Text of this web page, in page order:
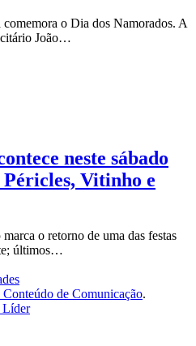
o Dia dos Namorados. A
João…
neste sábado
Vitinho e
o retorno de uma das festas
últimos…
de Comunicação.
Líder